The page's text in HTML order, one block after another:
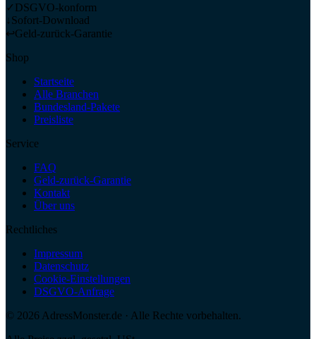
✓ DSGVO-konform
↓Sofort-Download
↩Geld-zurück-Garantie
Shop
Startseite
Alle Branchen
Bundesland-Pakete
Preisliste
Service
FAQ
Geld-zurück-Garantie
Kontakt
Über uns
Rechtliches
Impressum
Datenschutz
Cookie-Einstellungen
DSGVO-Anfrage
© 2026 AdressMonster.de · Alle Rechte vorbehalten.